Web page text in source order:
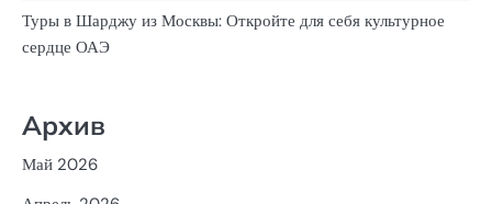
Туры в Шарджу из Москвы: Откройте для себя культурное
сердце ОАЭ
Архив
Май 2026